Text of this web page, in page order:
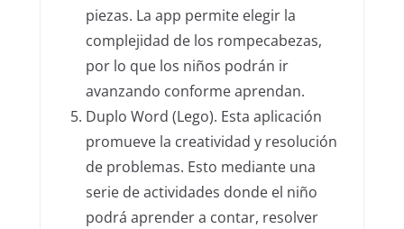
piezas. La app permite elegir la
complejidad de los rompecabezas,
por lo que los niños podrán ir
avanzando conforme aprendan.
Duplo Word (Lego). Esta aplicación
promueve la creatividad y resolución
de problemas. Esto mediante una
serie de actividades donde el niño
podrá aprender a contar, resolver